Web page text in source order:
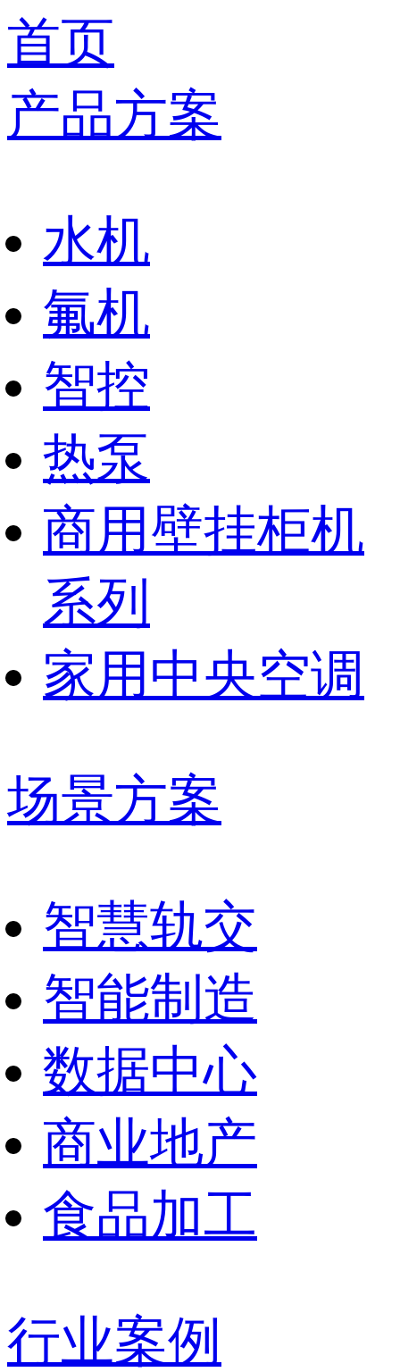
首页
产品方案
水机
氟机
智控
热泵
商用壁挂柜机
系列
家用中央空调
场景方案
智慧轨交
智能制造
数据中心
商业地产
食品加工
行业案例